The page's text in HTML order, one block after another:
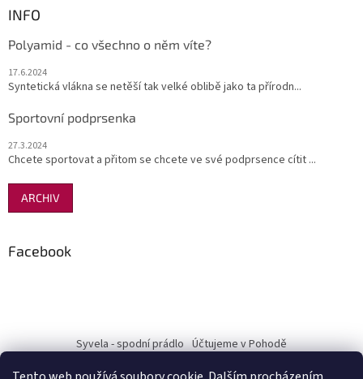
INFO
Polyamid - co všechno o něm víte?
17.6.2024
Syntetická vlákna se netěší tak velké oblibě jako ta přírodn...
Sportovní podprsenka
27.3.2024
Chcete sportovat a přitom se chcete ve své podprsence cítit ...
ARCHIV
Facebook
Syvela - spodní prádlo Účtujeme v Pohodě